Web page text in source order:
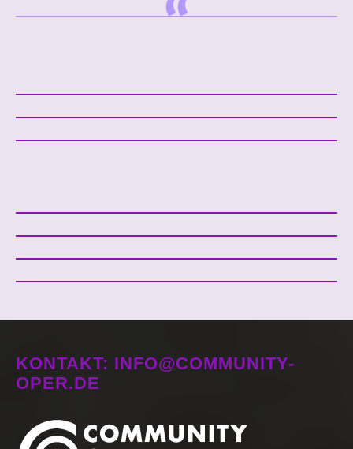
KONTAKT: INFO@COMMUNITY-
OPER.DE